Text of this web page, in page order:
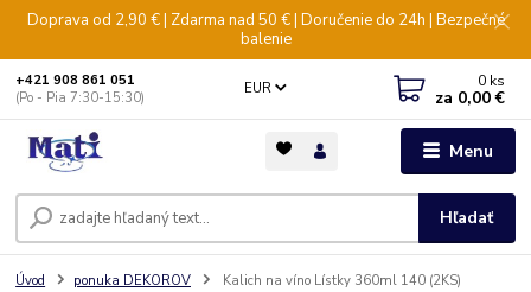
Doprava od 2,90 € | Zdarma nad 50 € | Doručenie do 24h | Bezpečné
balenie
Menu
EUR
Hľadať
+421 908 861 051
(Po - Pia 7:30-15:30)
0 ks
za 0,00 €
Úvod ponuka DEKOROV Kalich na víno Lístky 360ml 140 (2KS)